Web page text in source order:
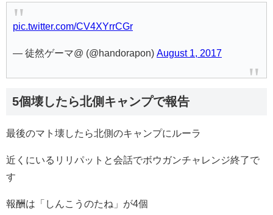
pic.twitter.com/CV4XYrrCGr
— 徒然ゲーマ@ (@handorapon) August 1, 2017
5個壊したら北側キャンプで報告
最後のマト壊したら北側のキャンプにルーラ
近くにいるリリパットと会話でボウガンチャレンジ終了で
す
報酬は「しんこうのたね」が4個